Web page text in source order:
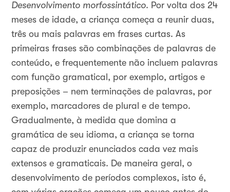
Desenvolvimento morfossintático. Por volta dos 24
meses de idade, a criança começa a reunir duas,
três ou mais palavras em frases curtas. As
primeiras frases são combinações de palavras de
conteúdo, e frequentemente não incluem palavras
com função gramatical, por exemplo, artigos e
preposições – nem terminações de palavras, por
exemplo, marcadores de plural e de tempo.
Gradualmente, à medida que domina a
gramática de seu idioma, a criança se torna
capaz de produzir enunciados cada vez mais
extensos e gramaticais. De maneira geral, o
desenvolvimento de períodos complexos, isto é,